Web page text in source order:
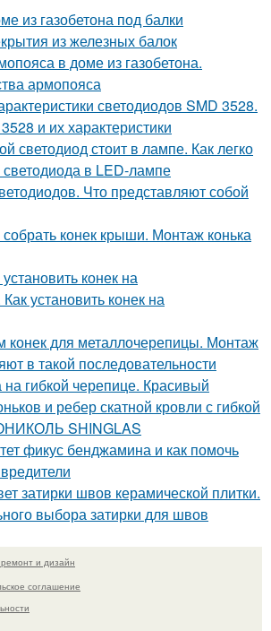
из газобетона под балки
из железных балок
в доме из газобетона.
армопояса
светодиодов SMD 3528.
и их характеристики
светодиод стоит в лампе. Как легко
в LED-лампе
Что представляют собой
конек крыши. Монтаж конька
конек на
установить конек на
конек для металлочерепицы. Монтаж
в такой последовательности
гибкой черепице. Красивый
и ребер скатной кровли с гибкой
SHINGLAS
фикус бенджамина и как помочь
затирки швов керамической плитки.
выбора затирки для швов
и дизайн
соглашение